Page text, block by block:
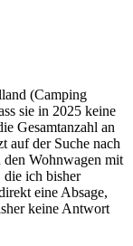
(Camping
sie in 2025 keine
Gesamtanzahl an
auf der Suche nach
den Wohnwagen mit
die ich bisher
eine Absage,
keine Antwort